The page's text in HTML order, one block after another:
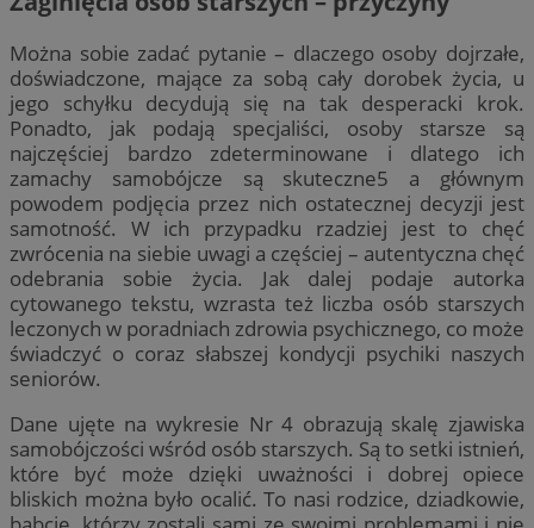
Można sobie zadać pytanie – dlaczego osoby dojrzałe,
doświadczone, mające za sobą cały dorobek życia, u
jego schyłku decydują się na tak desperacki krok.
Ponadto, jak podają specjaliści, osoby starsze są
najczęściej bardzo zdeterminowane i dlatego ich
zamachy samobójcze są skuteczne5 a głównym
powodem podjęcia przez nich ostatecznej decyzji jest
samotność. W ich przypadku rzadziej jest to chęć
zwrócenia na siebie uwagi a częściej – autentyczna chęć
odebrania sobie życia. Jak dalej podaje autorka
cytowanego tekstu, wzrasta też liczba osób starszych
leczonych w poradniach zdrowia psychicznego, co może
świadczyć o coraz słabszej kondycji psychiki naszych
seniorów.
Dane ujęte na wykresie Nr 4 obrazują skalę zjawiska
samobójczości wśród osób starszych. Są to setki istnień,
które być może dzięki uważności i dobrej opiece
bliskich można było ocalić. To nasi rodzice, dziadkowie,